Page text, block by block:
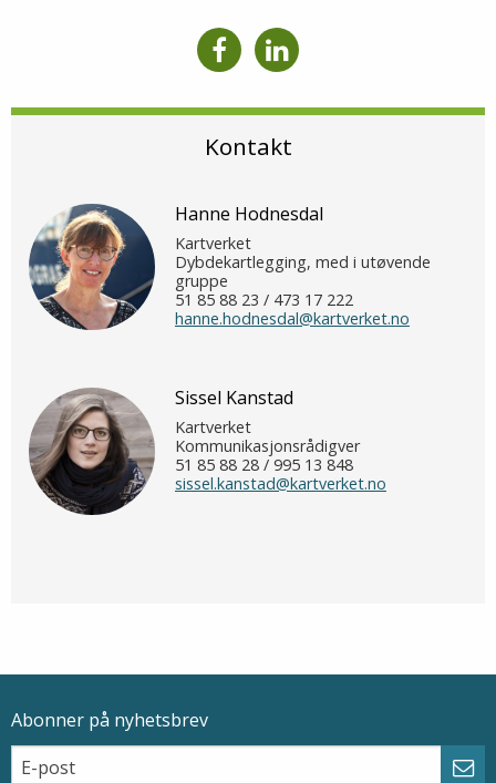
Kontakt
Hanne Hodnesdal
Kartverket
Dybdekartlegging, med i utøvende
gruppe
51 85 88 23 / 473 17 222
hanne.hodnesdal@kartverket.no
Sissel Kanstad
Kartverket
Kommunikasjonsrådigver
51 85 88 28 / 995 13 848
sissel.kanstad@kartverket.no
Epostadresse
Abonner på nyhetsbrev
Email